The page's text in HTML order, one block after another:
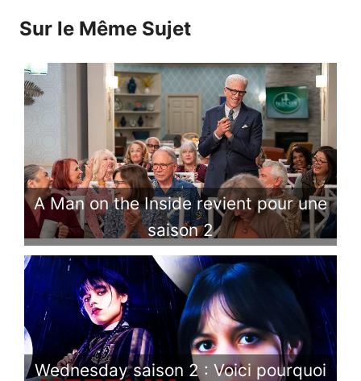
Sur le Même Sujet
A Man on the Inside revient pour une
saison 2
Wednesday saison 2 : Voici pourquoi